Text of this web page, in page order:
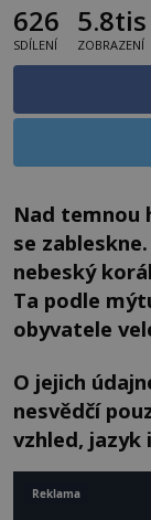
626
SDÍLENÍ
5.8tis
ZOBRAZENÍ
Nad temnou
se
nebeský
Ta podle
obyvatele
O jejich
nesvědčí
vzhled, jazyk
Reklama